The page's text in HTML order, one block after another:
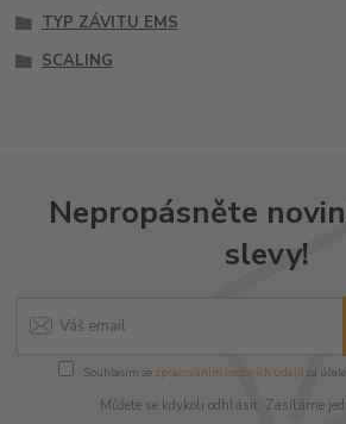
TYP ZÁVITU EMS
SCALING
Nepropásněte
slevy!
Souhlasím se zpracováním osobních údajůza
Můžete se kdykoli odhlásit. Zasíláme